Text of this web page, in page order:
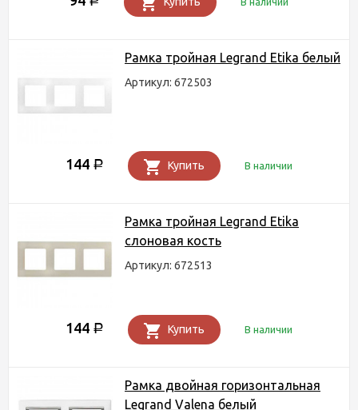
Рамка тройная Legrand Etika белый
Артикул: 672503
144 Р Купить В наличии
Рамка тройная Legrand Etika
слоновая кость
Артикул: 672513
144 Р Купить В наличии
Рамка двойная горизонтальная
Legrand Valena белый